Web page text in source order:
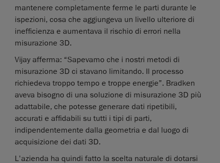
mantenere completamente ferme le parti durante le
ispezioni, cosa che aggiungeva un livello ulteriore di
inefficienza e aumentava il rischio di errori nella
misurazione 3D.
Vijay afferma: “Sapevamo che i nostri metodi di
misurazione 3D ci stavano limitando. Il processo
richiedeva troppo tempo e troppe energie”. Bradken
aveva bisogno di una soluzione di misurazione 3D più
adattabile, che potesse generare dati ripetibili,
accurati e affidabili su tutti i tipi di parti,
indipendentemente dalla geometria e dal luogo di
acquisizione dei dati 3D.
L'azienda ha quindi fatto la scelta naturale di dotarsi